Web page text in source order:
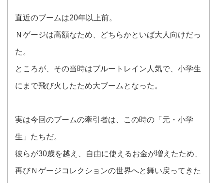
直近のブームは20年以上前。
Ｎゲージは高額なため、どちらかといば大人向けだっ
た。
ところが、その当時はブルートレイン人気で、小学生
にまで飛び火したため大ブームとなった。
実は今回のブームの牽引者は、この時の「元・小学
生」たちだ。
彼らが30歳を越え、自由に使えるお金が増えたため、
再びＮゲージコレクションの世界へと舞い戻ってきた